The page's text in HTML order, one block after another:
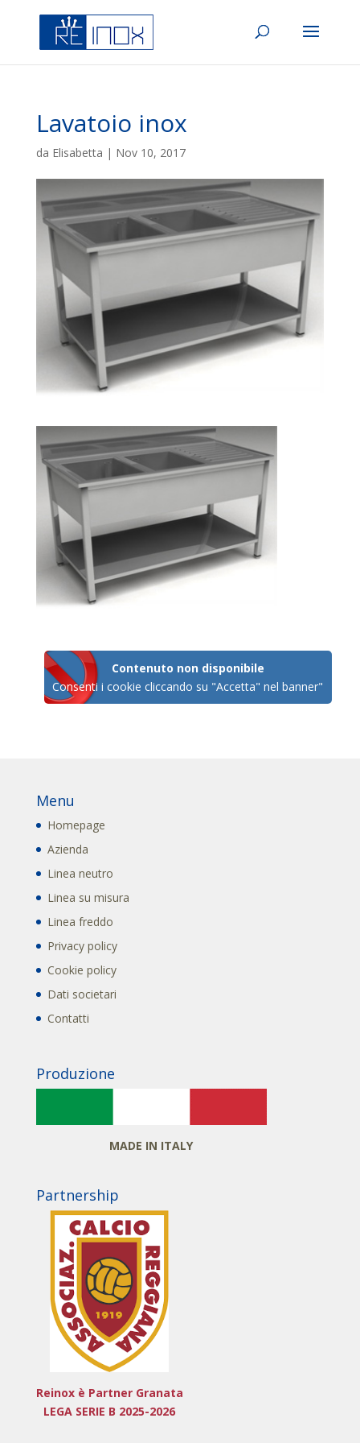
Lavatoio inox
da Elisabetta | Nov 10, 2017
Contenuto non disponibile
Consenti i cookie cliccando su "Accetta" nel banner"
Menu
Homepage
Azienda
Linea neutro
Linea su misura
Linea freddo
Privacy policy
Cookie policy
Dati societari
Contatti
Produzione
MADE IN ITALY
Partnership
Reinox è Partner Granata
LEGA SERIE B 2025-2026